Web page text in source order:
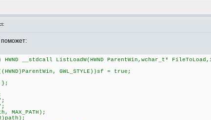
поможет:
__stdcall ListLoadW(HWND ParentWin,wchar_t*
GWL_STYLE))sf = true;
};
MAX_PATH);